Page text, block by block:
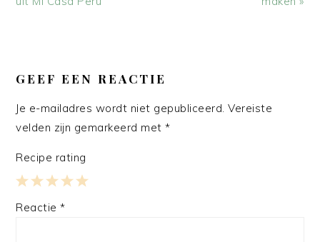
INTERACTIES
GEEF EEN REACTIE
Je e-mailadres wordt niet gepubliceerd. Vereiste
velden zijn gemarkeerd met*
Recipe rating
4
3
2
1
Reactie*